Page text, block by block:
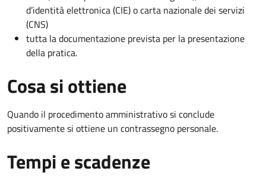
d’identità elettronica (CIE) o carta nazionale dei servizi
(CNS)
tutta la documentazione prevista per la presentazione
della pratica.
Cosa si ottiene
Quando il procedimento amministrativo si conclude
positivamente si ottiene un contrassegno personale.
Tempi e scadenze